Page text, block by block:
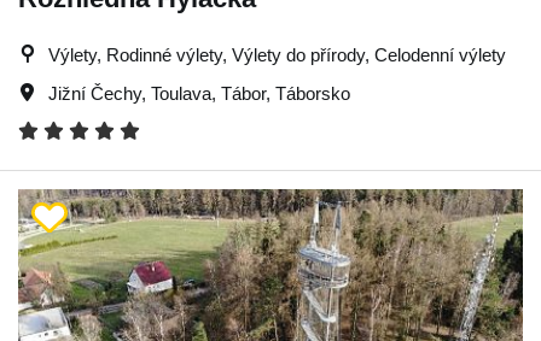
Výlety, Rodinné výlety, Výlety do přírody, Celodenní výlety
Jižní Čechy, Toulava, Tábor, Táborsko